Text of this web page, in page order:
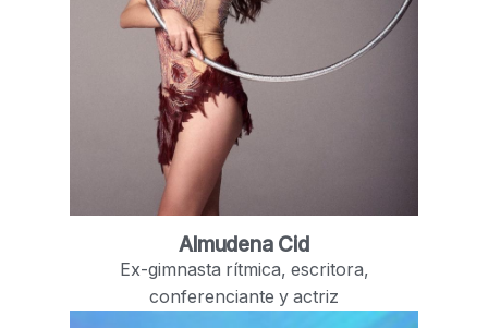
Almudena Cid
Ex-gimnasta rítmica, escritora,
conferenciante y actriz